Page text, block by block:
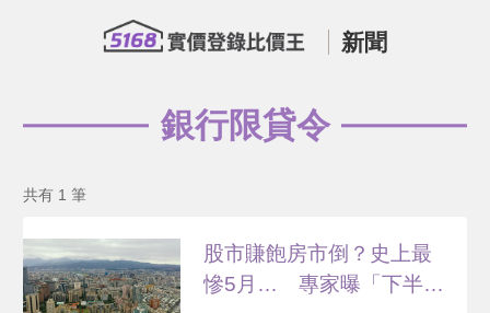
新聞
銀行限貸令
共有 1 筆
股市賺飽房市倒？史上最
慘5月… 專家曝「下半